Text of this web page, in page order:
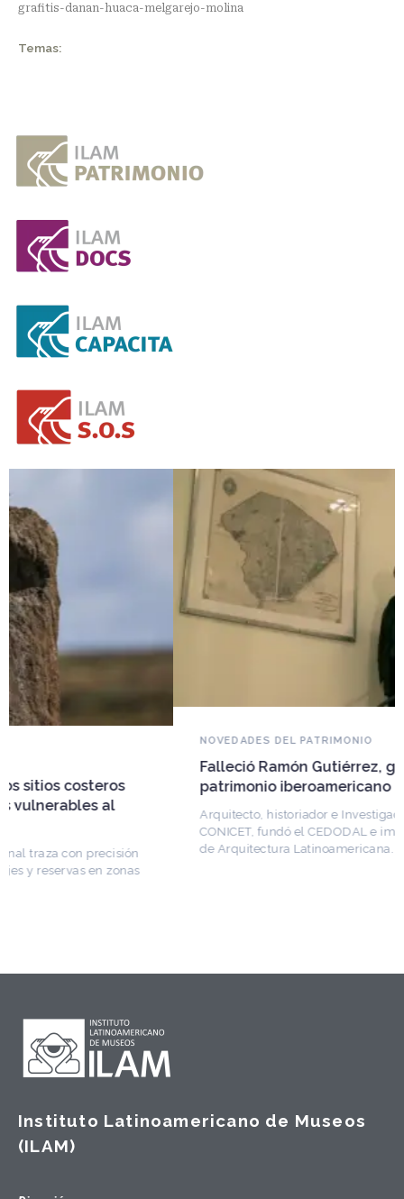
grafitis-danan-huaca-melgarejo-molina
Temas:
NOVEDADES DEL PATRIMONIO
Falleció Ramón Gutiérrez, guardián del
patrimonio iberoamericano
Arquitecto, historiador e Investigador Superior del
CONICET, fundó el CEDODAL e impulsó los Seminarios
de Arquitectura Latinoamericana. Publicó más de
Instituto Latinoamericano de Museos
(ILAM)